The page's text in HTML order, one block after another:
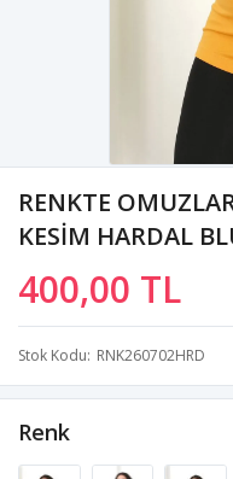
RENKTE
KESİM HARDAL
400,00 TL
Stok Kodu RNK260702HRD
Renk